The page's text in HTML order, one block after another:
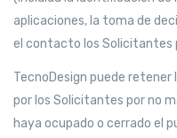
aplicaciones, la toma de
el contacto los Solicitantes
TecnoDesign puede
por los Solicitantes por no
haya ocupado o cerrado el